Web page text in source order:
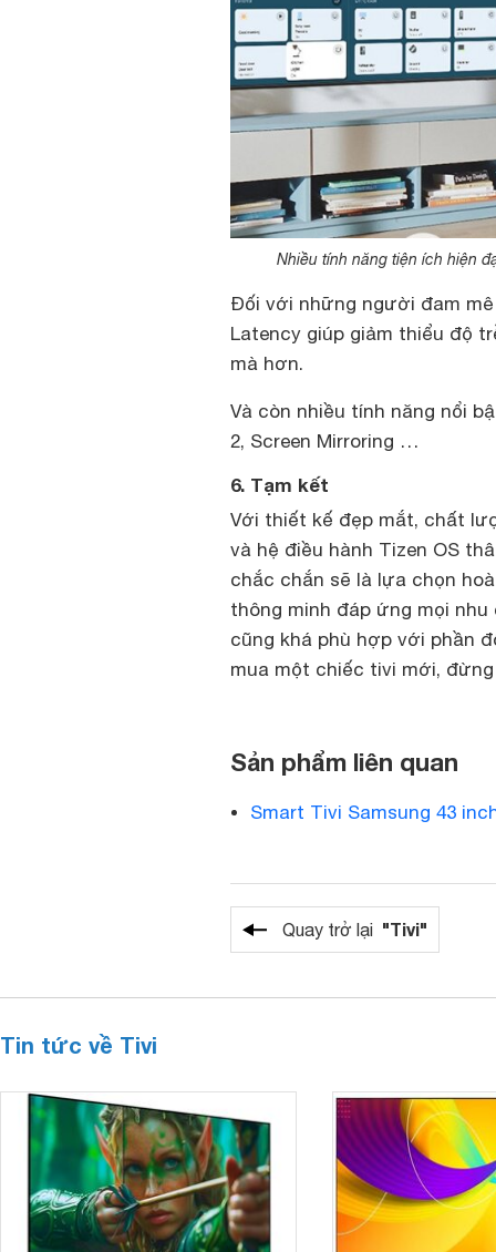
Nhiều tính năng tiện ích hiện
Đối với những người đam
Latency giúp giảm thiểu độ
mà hơn.
Và còn nhiều tính năng nổi
2, Screen Mirroring …
6. Tạm kết
Với thiết kế đẹp mắt, chất
và hệ điều hành Tizen OS
chắc chắn sẽ là lựa chọn
thông minh đáp ứng mọi
cũng khá phù hợp với phần
mua một chiếc tivi mới,
Sản phẩm liên quan
Smart Tivi Samsung 43
Quay trở lại "Tivi"
Tin tức về Tivi